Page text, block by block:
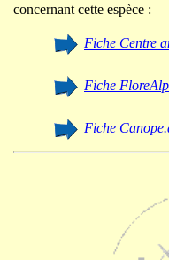
concernant cette espèce :
Fiche Centre
Fiche
Fiche